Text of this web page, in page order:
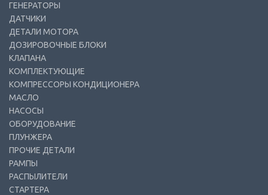
ГЕНЕРАТОРЫ
ДАТЧИКИ
ДЕТАЛИ МОТОРА
ДОЗИРОВОЧНЫЕ БЛОКИ
КЛАПАНА
КОМПЛЕКТУЮЩИЕ
КОМПРЕССОРЫ КОНДИЦИОНЕРА
МАСЛО
НАСОСЫ
ОБОРУДОВАНИЕ
ПЛУНЖЕРА
ПРОЧИЕ ДЕТАЛИ
РАМПЫ
РАСПЫЛИТЕЛИ
СТАРТЕРА